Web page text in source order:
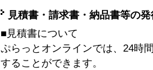
見積書・請求書・納品書等の
■見積書について
ぷらっとオンラインでは、24時
することができます。